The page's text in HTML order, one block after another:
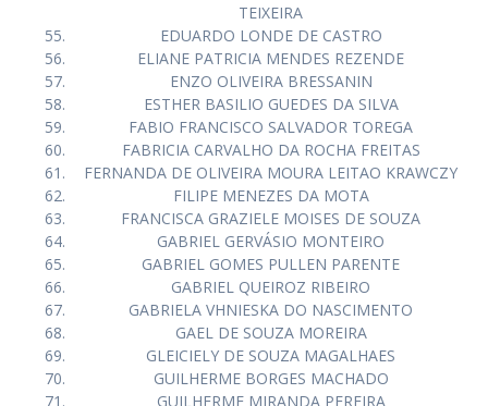
TEIXEIRA
EDUARDO LONDE DE CASTRO
ELIANE PATRICIA MENDES REZENDE
ENZO OLIVEIRA BRESSANIN
ESTHER BASILIO GUEDES DA SILVA
FABIO FRANCISCO SALVADOR TOREGA
FABRICIA CARVALHO DA ROCHA FREITAS
FERNANDA DE OLIVEIRA MOURA LEITAO KRAWCZY
FILIPE MENEZES DA MOTA
FRANCISCA GRAZIELE MOISES DE SOUZA
GABRIEL GERVÁSIO MONTEIRO
GABRIEL GOMES PULLEN PARENTE
GABRIEL QUEIROZ RIBEIRO
GABRIELA VHNIESKA DO NASCIMENTO
GAEL DE SOUZA MOREIRA
GLEICIELY DE SOUZA MAGALHAES
GUILHERME BORGES MACHADO
GUILHERME MIRANDA PEREIRA